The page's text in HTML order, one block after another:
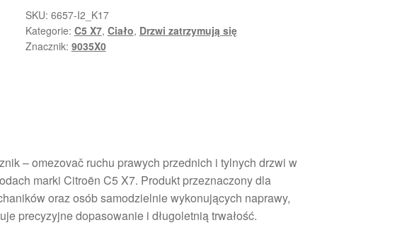
SKU: 6657-I2_K17
Kategorie: C5 X7, Ciało, Drzwi zatrzymują się
Znacznik: 9035X0
– omezovač ruchu prawych przednich i tylnych drzwi w
marki Citroën C5 X7. Produkt przeznaczony dla
oraz osób samodzielnie wykonujących naprawy,
precyzyjne dopasowanie i długoletnią trwałość.